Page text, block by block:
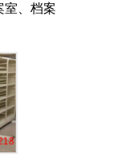
室、档案